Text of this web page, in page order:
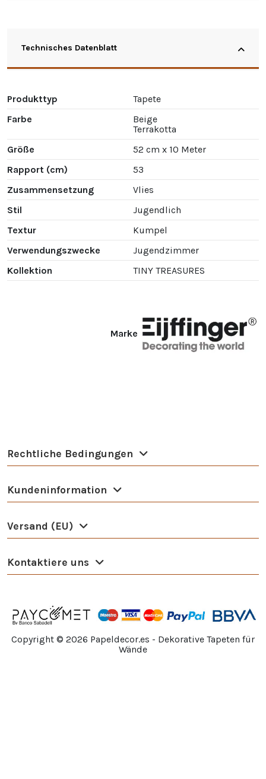
Technisches Datenblatt
Produkttyp
Tapete
Farbe
Beige
Terrakotta
Größe
52 cm x 10 Meter
Rapport (cm)
53
Zusammensetzung
Vlies
Stil
Jugendlich
Textur
Kumpel
Verwendungszwecke
Jugendzimmer
Kollektion
TINY TREASURES
Marke
Rechtliche Bedingungen
Kundeninformation
Versand (EU)
Kontaktiere uns
Copyright © 2026 Papeldecor.es - Dekorative Tapeten für
Wände